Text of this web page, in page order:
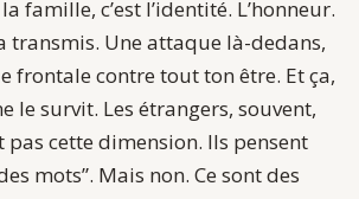
famille, c’est l’identité. L’honneur.
transmis. Une attaque là-dedans,
frontale contre tout ton être. Et ça,
le survit. Les étrangers, souvent,
pas cette dimension. Ils pensent
mots”. Mais non. Ce sont des